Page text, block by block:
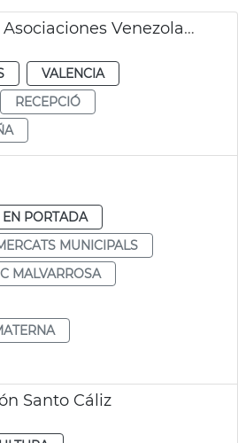
Recepción alcaldesa de València representantes Federación de Asociaciones Venezolanos de España
VALENCIA
RECEPCIÓ
EN PORTADA
MUNICIPALS
MALVARROSA
Santo Cáliz